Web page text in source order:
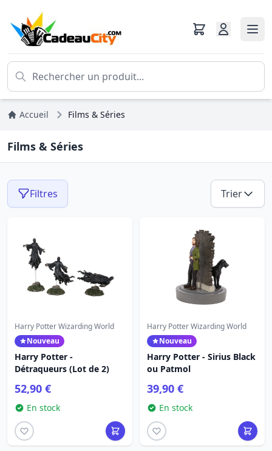
Accueil Films & Séries
Films & Séries
Filtres Trier
Harry Potter Wizarding World
Nouveau
Harry Potter -
Détraqueurs (Lot de 2)
52,90 €
En stock
Harry Potter Wizarding World
Nouveau
Harry Potter - Sirius Black
ou Patmol
39,90 €
En stock